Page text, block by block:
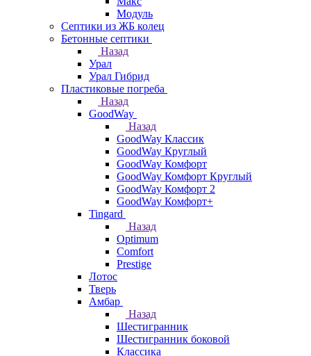
Модуль
Септики из ЖБ колец
Бетонные септики
Назад
Урал
Урал Гибрид
Пластиковые погреба
Назад
GoodWay
Назад
GoodWay Классик
GoodWay Круглый
GoodWay Комфорт
GoodWay Комфорт Круглый
GoodWay Комфорт 2
GoodWay Комфорт+
Tingard
Назад
Optimum
Comfort
Prestige
Лотос
Тверь
Амбар
Назад
Шестигранник
Шестигранник боковой
Классика